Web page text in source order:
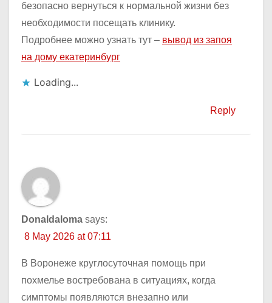
безопасно вернуться к нормальной жизни без
необходимости посещать клинику.
Подробнее можно узнать тут – вывод из запоя
на дому екатеринбург
Loading...
Reply
Donaldaloma says:
8 May 2026 at 07:11
В Воронеже круглосуточная помощь при
похмелье востребована в ситуациях, когда
симптомы появляются внезапно или